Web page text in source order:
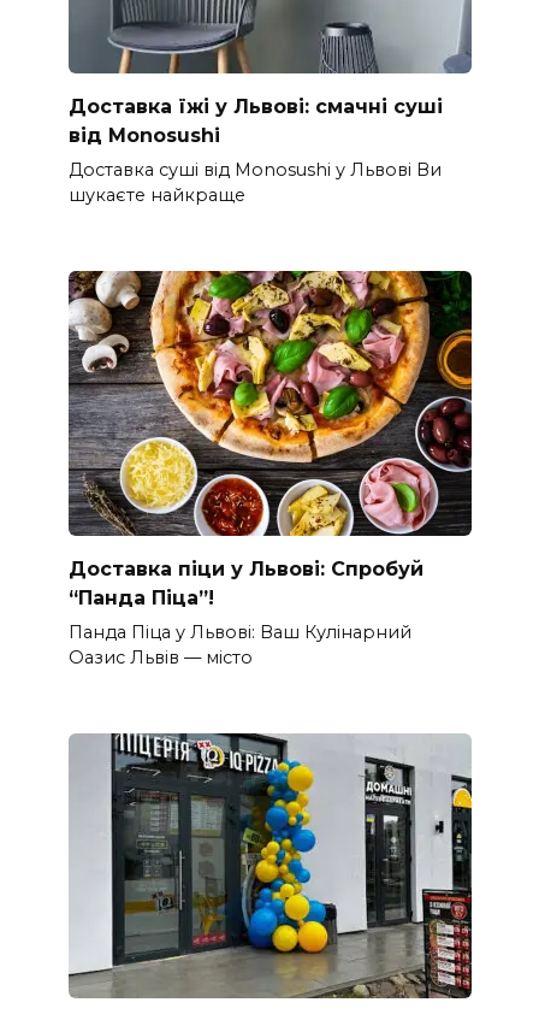
Доставка їжі у Львові: смачні суші
від Monosushi
Доставка суші від Monosushi у Львові Ви
шукаєте найкраще
Доставка піци у Львові: Спробуй
“Панда Піца”!
Панда Піца у Львові: Ваш Кулінарний
Оазис Львів — місто